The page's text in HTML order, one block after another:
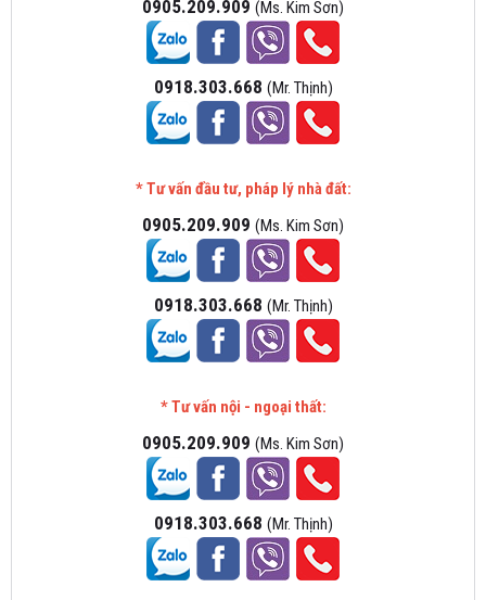
0905.209.909 (Ms. Kim Sơn)
0918.303.668 (Mr. Thịnh)
* Tư vấn đầu tư, pháp lý nhà đất:
0905.209.909 (Ms. Kim Sơn)
0918.303.668 (Mr. Thịnh)
* Tư vấn nội - ngoại thất:
0905.209.909 (Ms. Kim Sơn)
0918.303.668 (Mr. Thịnh)